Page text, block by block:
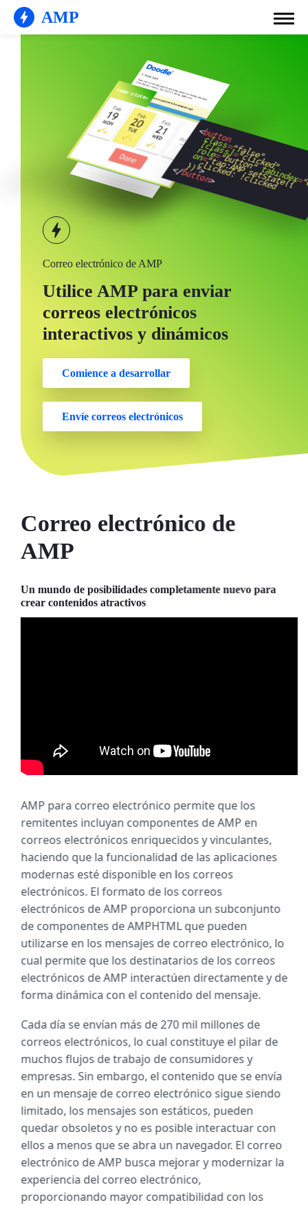
!
AMP
Correo electrónico de AMP
Utilice AMP para enviar
correos electrónicos
interactivos y dinámicos
Comience a desarrollar
Envíe correos electrónicos
<button
class="false"
[class]="clicked"
role="button"
tabindex=
on="tap:AMP.setState({
    clicked: !clicked
  })"
>
</button>
Correo electrónico de
AMP
Un mundo de posibilidades completamente nuevo para
crear contenidos atractivos
AMP para correo electrónico permite que los
remitentes incluyan componentes de AMP en
correos electrónicos enriquecidos y vinculantes,
haciendo que la funcionalidad de las aplicaciones
modernas esté disponible en los correos
electrónicos. El formato de los correos
electrónicos de AMP proporciona un subconjunto
de componentes de AMPHTML que pueden
utilizarse en los mensajes de correo electrónico, lo
cual permite que los destinatarios de los correos
electrónicos de AMP interactúen directamente y de
forma dinámica con el contenido del mensaje.
Cada día se envían más de 270 mil millones de
correos electrónicos, lo cual constituye el pilar de
muchos flujos de trabajo de consumidores y
empresas. Sin embargo, el contenido que se envía
en un mensaje de correo electrónico sigue siendo
limitado, los mensajes son estáticos, pueden
quedar obsoletos y no es posible interactuar con
ellos a menos que se abra un navegador. El correo
electrónico de AMP busca mejorar y modernizar la
experiencia del correo electrónico,
proporcionando mayor compatibilidad con los